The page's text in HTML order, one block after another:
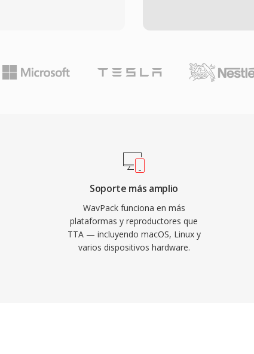
amplias para
soporte. Las tasas
acelera
moderno. La
licencia BSD y se
y numerosas otras
enriquecidos
y valores
incluso de la
Soporte más amplio
WavPack funciona en más
plataformas y reproductores que
TTA — incluyendo macOS, Linux y
varios dispositivos hardware.